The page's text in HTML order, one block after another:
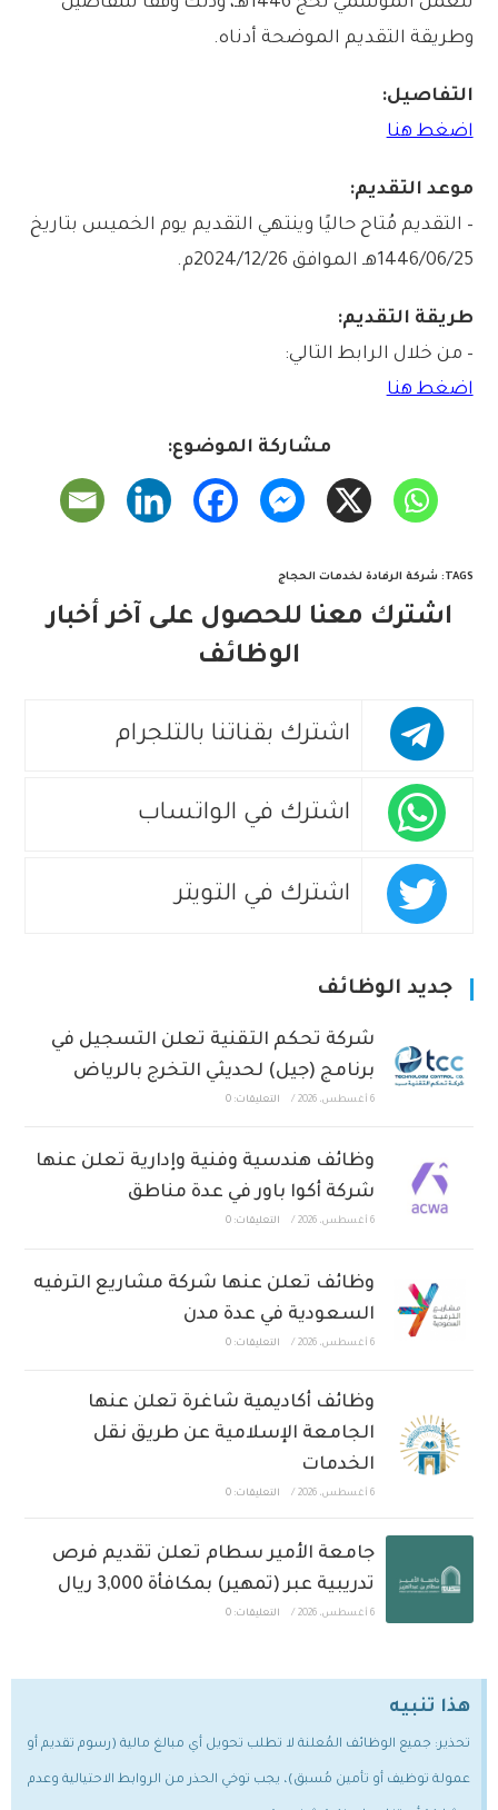
وطريقة التقديم الموضحة أدناه.
التفاصيل:
اضغط هنا
موعد التقديم:
– التقديم مُتاح حاليًا وينتهي التقديم يوم الخميس بتاريخ
1446/06/25هـ الموافق 2024/12/26م.
طريقة التقديم:
– من خلال الرابط التالي:
اضغط هنا
مشاركة الموضوع:
TAGS
: شركة الرفادة لخدمات الحجاج
اشترك معنا للحصول على آخر أخبار
الوظائف
اشترك بقناتنا بالتلجرام
اشترك في الواتساب
اشترك في التويتر
جديد الوظائف
شركة تحكم التقنية تعلن التسجيل في
برنامج (جيل) لحديثي التخرج بالرياض
6 أغسطس، 2026 / التعليقات: 0
وظائف هندسية وفنية وإدارية تعلن عنها
شركة أكوا باور في عدة مناطق
6 أغسطس، 2026 / التعليقات: 0
وظائف تعلن عنها شركة مشاريع الترفيه
السعودية في عدة مدن
6 أغسطس، 2026 / التعليقات: 0
وظائف أكاديمية شاغرة تعلن عنها
الجامعة الإسلامية عن طريق نقل
الخدمات
6 أغسطس، 2026 / التعليقات: 0
جامعة الأمير سطام تعلن تقديم فرص
تدريبية عبر (تمهير) بمكافأة 3,000 ريال
6 أغسطس، 2026 / التعليقات: 0
هذا تنبيه
تحذير: جميع الوظائف المُعلنة لا تطلب تحويل أي مبالغ مالية (رسوم تقديم أو
عمولة توظيف أو تأمين مُسبق)، يجب توخي الحذر من الروابط الاحتيالية وعدم